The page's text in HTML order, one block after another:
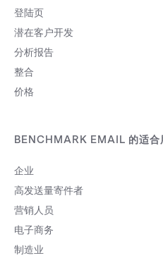
登陆页
潜在客户开发
分析报告
整合
价格
BENCHMARK EMAIL 的适合
企业
高发送量寄件者
营销人员
电子商务
制造业